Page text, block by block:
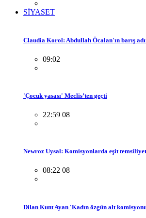
SİYASET
Claudia Korol: Abdullah Öcalan'ın barış
09:02
'Çocuk yasası' Meclis’ten geçti
22:59 08
Newroz Uysal: Komisyonlarda eşit
08:22 08
Dilan Kunt Ayan 'Kadın özgün alt